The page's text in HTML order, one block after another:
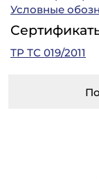
Условные
ТР ТС 019/2011